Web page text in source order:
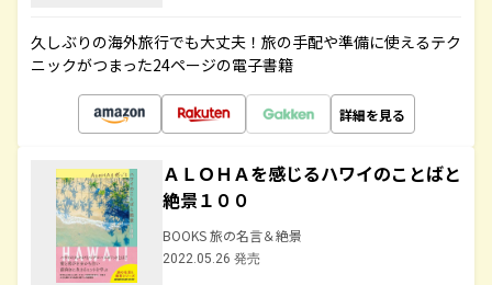
久しぶりの海外旅行でも大丈夫！旅の手配や準備に使えるテク
ニックがつまった24ページの電子書籍
詳細を見る
ＡＬＯＨＡを感じるハワイのことばと
絶景１００
BOOKS 旅の名言＆絶景
2022.05.26 発売